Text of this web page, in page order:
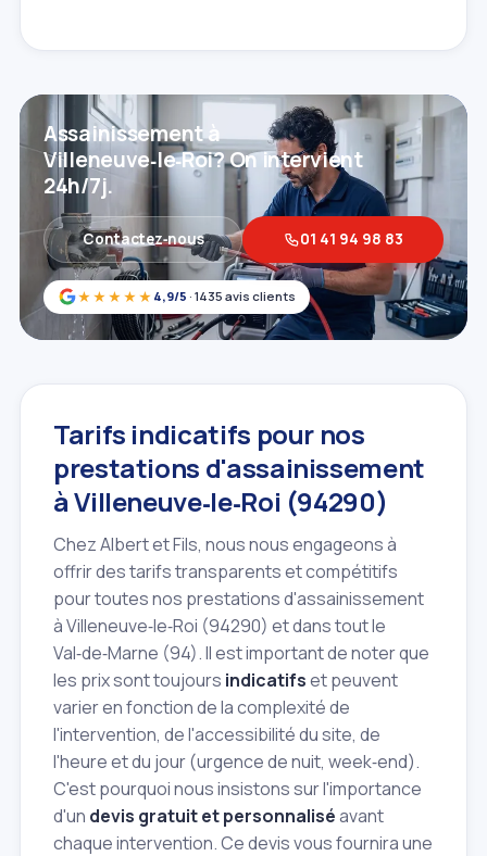
★★★★★ 4,9/5 · 1435 avis clients
Assainissement à
Villeneuve‑le‑Roi? On intervient
24h/7j.
Contactez‑nous 01 41 94 98 83
Tarifs indicatifs pour nos
prestations d'assainissement
à Villeneuve‑le‑Roi (94290)
Chez Albert et Fils, nous nous engageons à
offrir des tarifs transparents et compétitifs
pour toutes nos prestations d'assainissement
à Villeneuve‑le‑Roi (94290) et dans tout le
Val‑de‑Marne (94). Il est important de noter que
les prix sont toujours indicatifset peuvent
varier en fonction de la complexité de
l'intervention, de l'accessibilité du site, de
l'heure et du jour (urgence de nuit, week‑end).
C'est pourquoi nous insistons sur l'importance
d'un devis gratuit et personnaliséavant
chaque intervention. Ce devis vous fournira une